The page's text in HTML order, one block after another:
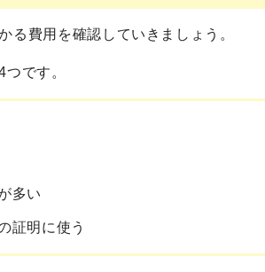
る費用を確認していきましょう。
です。
多い
証明に使う